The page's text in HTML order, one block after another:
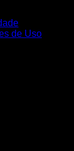
de Uso